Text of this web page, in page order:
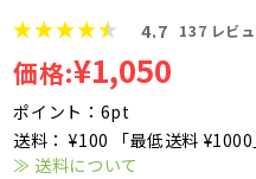
4.7 137 レビ
価格:¥1,050
ポイント：6pt
送料： ¥100 「最低送料 ¥1000
≫ 送料について